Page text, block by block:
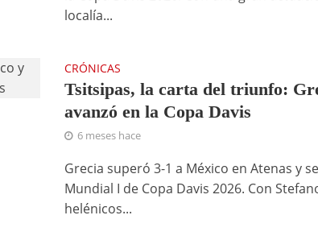
localía...
CRÓNICAS
Tsitsipas, la carta del triunfo:
avanzó en la Copa Davis
6 meses hace
Grecia superó 3-1 a México en Atenas y
Mundial I de Copa Davis 2026. Con
helénicos...